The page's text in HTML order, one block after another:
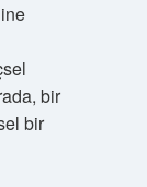
bir
bir